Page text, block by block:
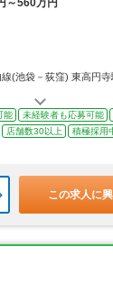
(池袋－荻窪) 東高円寺
能 未経験者も応募可能
店舗数30以上 積極採用
この求人に